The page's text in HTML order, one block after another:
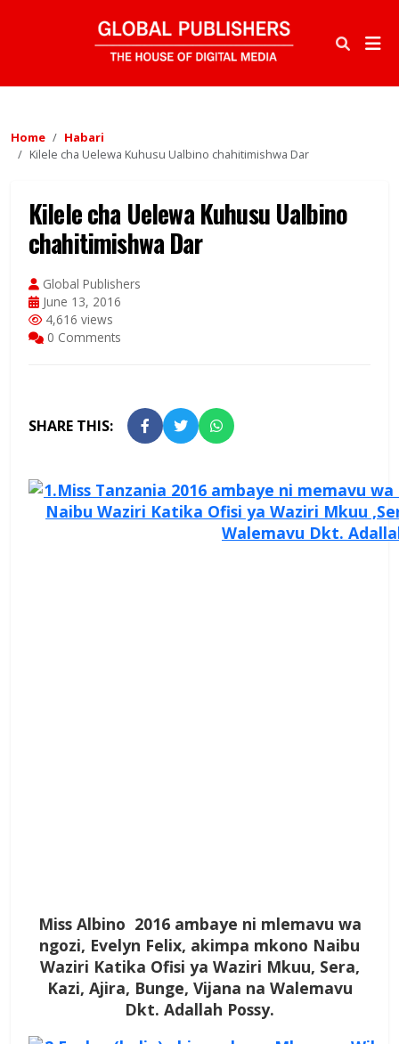
Home
Habari
Kilele cha Uelewa Kuhusu Ualbino chahitimishwa Dar
Kilele cha Uelewa Kuhusu Ualbino
chahitimishwa Dar
Global Publishers
June 13, 2016
4,616 views
0 Comments
SHARE THIS:
Miss Albino 2016 ambaye ni mlemavu wa
ngozi, Evelyn Felix, akimpa mkono Naibu
Waziri Katika Ofisi ya Waziri Mkuu, Sera,
Kazi, Ajira, Bunge, Vijana na Walemavu
Dkt. Adallah Possy.